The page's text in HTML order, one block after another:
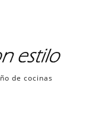
de cocinas